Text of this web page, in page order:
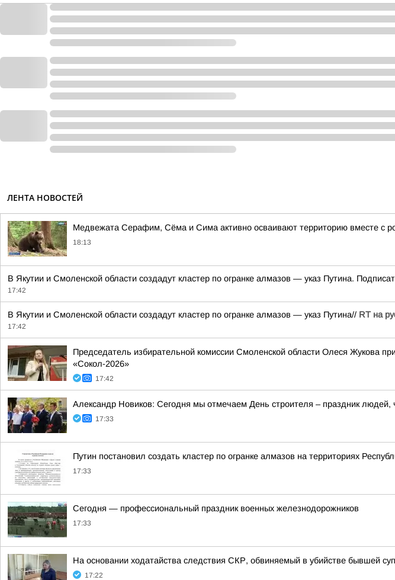
ЛЕНТА НОВОСТЕЙ
Медвежата Серафим, Сёма и Сима активно осваивают территорию вместе с
18:13
В Якутии и Смоленской области создадут кластер по огранке алмазов — указ Путина.
17:42
В Якутии и Смоленской области создадут кластер по огранке алмазов — указ Путина// RT на
17:42
Председатель избирательной комиссии Смоленской области Олеся Жукова
«Сокол-2026»
17:42
Александр Новиков: Сегодня мы отмечаем День строителя – праздник
17:33
Путин постановил создать кластер по огранке алмазов на территориях
17:33
Сегодня — профессиональный праздник военных железнодорожников
17:33
На основании ходатайства следствия СКР, обвиняемый в убийстве бывшей
17:22